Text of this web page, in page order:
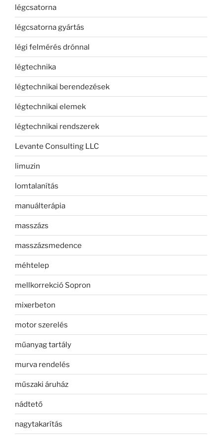
légcsatorna
légcsatorna gyártás
légi felmérés drónnal
légtechnika
légtechnikai berendezések
légtechnikai elemek
légtechnikai rendszerek
Levante Consulting LLC
limuzin
lomtalanítás
manuálterápia
masszázs
masszázsmedence
méhtelep
mellkorrekció Sopron
mixerbeton
motor szerelés
műanyag tartály
murva rendelés
műszaki áruház
nádtető
nagytakarítás